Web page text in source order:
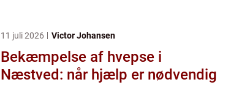
11 juli 2026 Victor Johansen
Bekæmpelse af hvepse i
Næstved: når hjælp er nødvendig